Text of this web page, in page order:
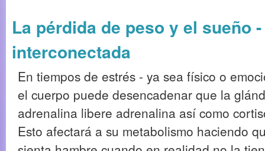
La pérdida de peso y el sueño
interconectada
En tiempos de estrés - ya sea físico o
el cuerpo puede desencadenar que la
adrenalina libere adrenalina así como
Esto afectará a su metabolismo haciendo